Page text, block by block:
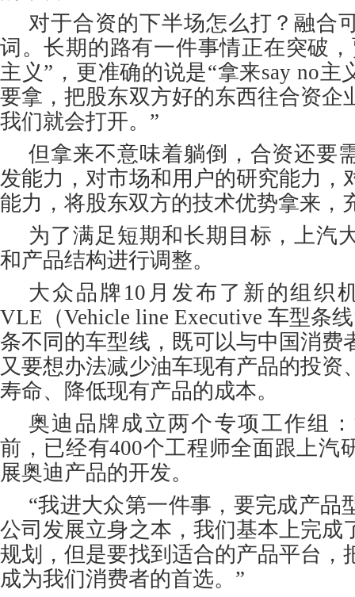
对于合资的下半场怎么打？融合
词。长期的路有一件事情正在突破
主义”，更准确的说是“拿来say no主
要拿，把股东双方好的东西往合资企
我们就会打开。”
但拿来不意味着躺倒，合资还要
发能力，对市场和用户的研究能力，
能力，将股东双方的技术优势拿来，
为了满足短期和长期目标，上汽
和产品结构进行调整。
大众品牌10月发布了新的组织
VLE（Vehicle line Executive 车型条
条不同的车型线，既可以与中国消费
又要想办法减少油车现有产品的投资
寿命、降低现有产品的成本。
奥迪品牌成立两个专项工作组
前，已经有400个工程师全面跟上汽
展奥迪产品的开发。
“我进大众第一件事，要完成产品
公司发展立身之本，我们基本上完成
规划，但是要找到适合的产品平台，
成为我们消费者的首选。”